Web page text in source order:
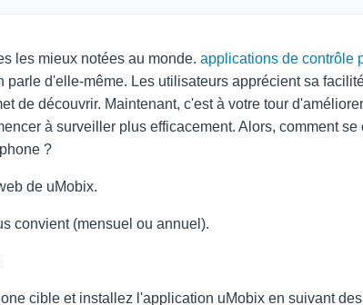
les mieux notées au monde. applications de contrôle
parle d'elle-même. Les utilisateurs apprécient sa
de découvrir. Maintenant, c'est à votre tour
à surveiller plus efficacement. Alors, comment se
?
de uMobix.
convient (mensuel ou annuel).
cible et installez l'application uMobix en suivant